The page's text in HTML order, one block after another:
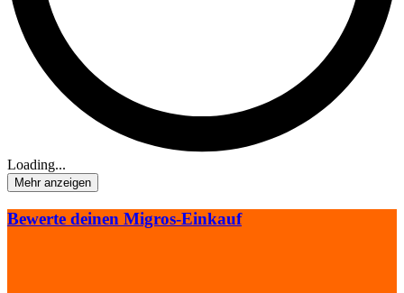
Loading...
Mehr anzeigen
Bewerte deinen Migros-Einkauf